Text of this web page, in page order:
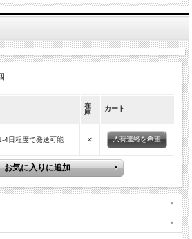
たサステナブルな機能素材です。
表生地がラミネート手法で接着されSympatexテ
す。
び国際規格に基づく広範囲な検査をクリアした
トとなります。
モデルのメインマテリアルに採用しています。
荷物が少ないユーザーを想定して開発されたラ
つ、小型軽量ながらも優れたデザイン性と収納
効果を実現した革新的バッグシリーズのニュー
。
したカラーパレット。
たサステナブルな機能素材。
軽減効果を実現したハーネス「MIYAVIE」を搭
在
庫
カート
4日程度で発送可能 × 入荷連絡を希望